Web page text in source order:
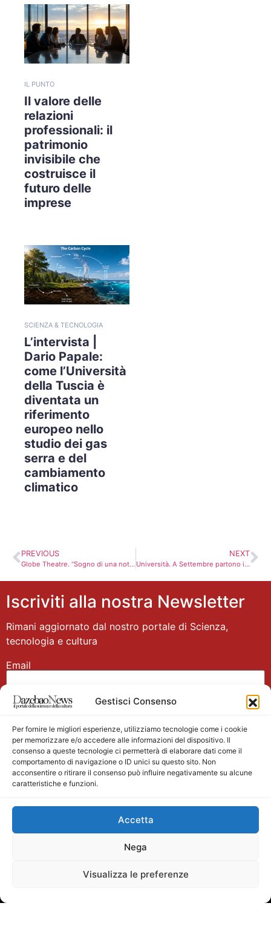
Gestisci Consenso
Per fornire le migliori esperienze, utilizziamo tecnologie come i cookie
per memorizzare e/o accedere alle informazioni del dispositivo. Il
consenso a queste tecnologie ci permetterà di elaborare dati come il
comportamento di navigazione o ID unici su questo sito. Non
acconsentire o ritirare il consenso può influire negativamente su alcune
caratteristiche e funzioni.
Accetta
Nega
Visualizza le preferenze
IL PUNTO
Il valore delle
relazioni
professionali: il
patrimonio
invisibile che
costruisce il
futuro delle
imprese
SCIENZA & TECNOLOGIA
L’intervista |
Dario Papale:
come l’Università
della Tuscia è
diventata un
riferimento
europeo nello
studio dei gas
serra e del
cambiamento
climatico
PREVIOUS
Globe Theatre. “Sogno di una notte di mezza estate”con la meravigliosa regia di Riccardo cavallo
NEXT
Università. A Settembre partono i test a prova di quiz
Iscriviti alla nostra Newsletter
Rimani aggiornato dal nostro portale di Scienza,
tecnologia e cultura
Email
Nome
Main partner
Testata giornalistica registrata presso il Tribunale di